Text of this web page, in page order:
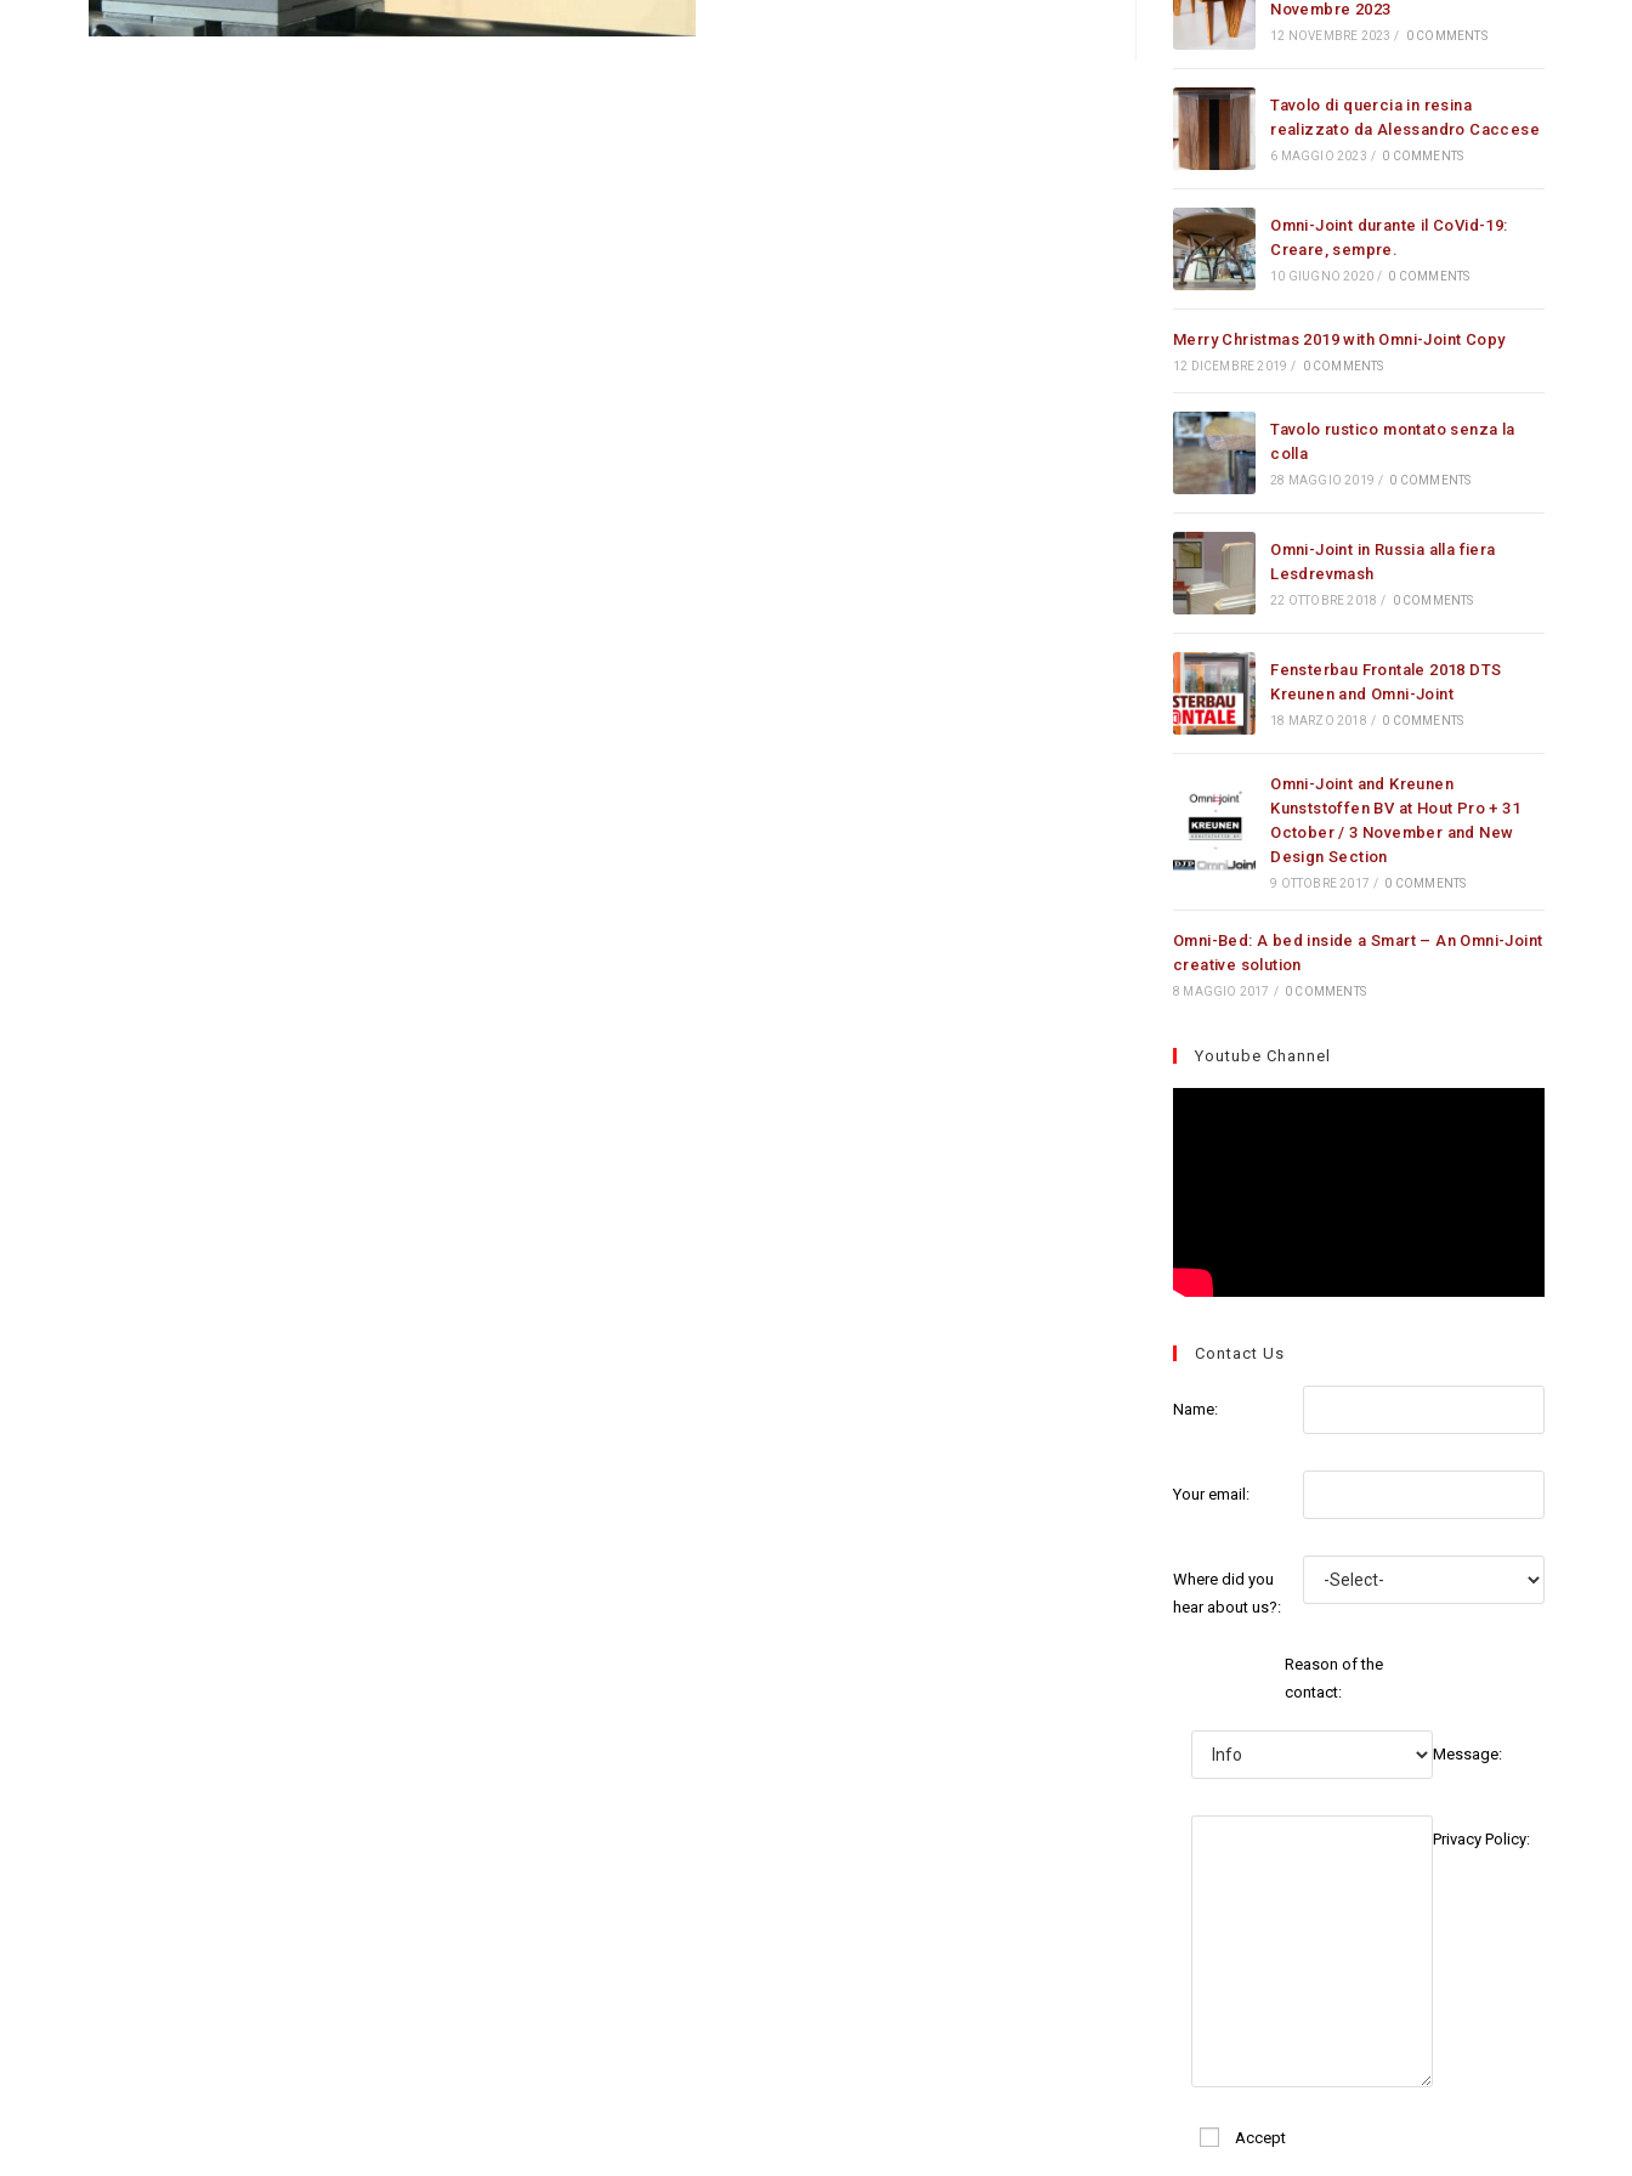
Novembre 2023
12 NOVEMBRE 2023 / 0 COMMENTS
Tavolo di quercia in resina
realizzato da Alessandro Caccese
6 MAGGIO 2023 / 0 COMMENTS
Omni-Joint durante il CoVid-19:
Creare, sempre.
10 GIUGNO 2020 / 0 COMMENTS
Merry Christmas 2019 with Omni-Joint Copy
12 DICEMBRE 2019 / 0 COMMENTS
Tavolo rustico montato senza la
colla
28 MAGGIO 2019 / 0 COMMENTS
Omni-Joint in Russia alla fiera
Lesdrevmash
22 OTTOBRE 2018 / 0 COMMENTS
Fensterbau Frontale 2018 DTS
Kreunen and Omni-Joint
18 MARZO 2018 / 0 COMMENTS
Omni-Joint and Kreunen
Kunststoffen BV at Hout Pro + 31
October / 3 November and New
Design Section
9 OTTOBRE 2017 / 0 COMMENTS
Omni-Bed: A bed inside a Smart – An Omni-Joint
creative solution
8 MAGGIO 2017 / 0 COMMENTS
Youtube Channel
Contact Us
Name:
Your email:
Where did you
hear about us?:
Reason of the
contact:
Message:
Privacy Policy:
Accept